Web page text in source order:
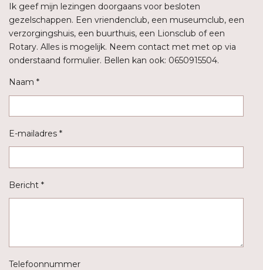
Ik geef mijn lezingen doorgaans voor besloten
gezelschappen. Een vriendenclub, een museumclub, een
verzorgingshuis, een buurthuis, een Lionsclub of een
Rotary. Alles is mogelijk. Neem contact met met op via
onderstaand formulier. Bellen kan ook: 0650915504.
Naam *
E-mailadres *
Bericht *
Telefoonnummer